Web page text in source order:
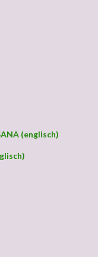
(englisch)